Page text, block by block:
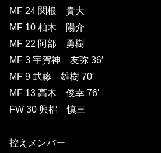
MF 24 関根 貴大
MF 10 柏木 陽介
MF 22 阿部 勇樹
MF 3 宇賀神 友弥 36′
MF 9 武藤 雄樹 70′
MF 13 高木 俊幸 76′
FW 30 興梠 慎三
控えメンバー